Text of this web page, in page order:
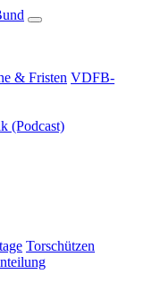
& Fristen VDFB-
(Podcast)
Torschützen